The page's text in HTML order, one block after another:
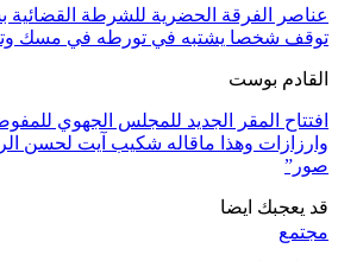
عناصر الفرقة الحضرية للشرطة
توقف شخصا يشتبه في تورطه في مسك
القادم بوست
افتتاح المقر الجديد للمجلس الجهوي
وارزازات وهذا ماقاله شكيب آيت لحسن
صور”
قد يعجبك ايضا
مجتمع